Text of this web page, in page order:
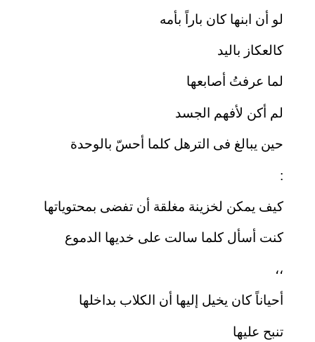
لو أن ابنها كان باراً بأمه
كالعكاز باليد
لما عرفتُ أصابعها
لم أكن لأفهم الجسد
حين يبالغ فى الترهل كلما أحسّ بالوحدة
:
كيف يمكن لخزينة مغلقة أن تفضى بمحتوياتها
كنت أسأل كلما سالت على خديها الدموع
،،
أحياناً كان يخيل إليها أن الكلاب بداخلها
تنبح عليها